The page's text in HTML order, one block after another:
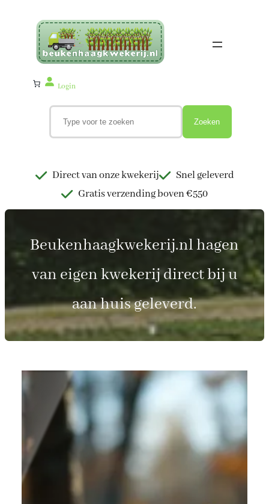
Login
Zoeken
Direct van onze kwekerij
Snel geleverd
Gratis verzending boven €550
Beukenhaagkwekerij.nl hagen
van eigen kwekerij direct bij u
aan huis geleverd.